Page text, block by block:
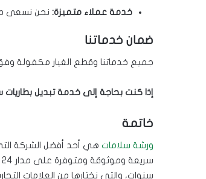
خدمة عملاء متميزة: نحن نسعى
ضمان خدماتنا
جميع خدماتنا وقطع الغيار مكفولة
إذا كنت بحاجة إلى خدمة تبديل
خاتمة
ورشة سلامات هي أحد أفضل الشركة
سنوات، والتي نختارها من العلامات